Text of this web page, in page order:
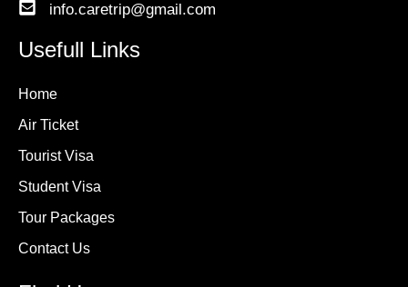
info.caretrip@gmail.com
Usefull Links
Home
Air Ticket
Tourist Visa
Student Visa
Tour Packages
Contact Us